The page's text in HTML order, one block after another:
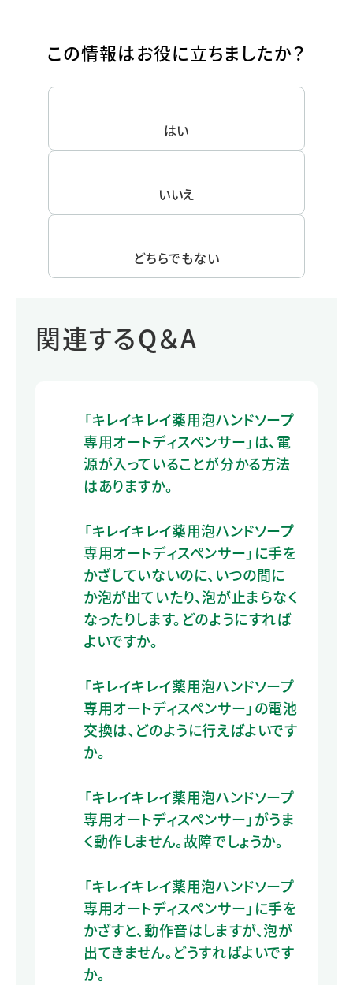
この情報はお役に立ちましたか？
はい
いいえ
どちらでもない
関連するQ＆A
「キレイキレイ薬用泡ハンドソープ
専用オートディスペンサー」は、電
源が入っていることが分かる方法
はありますか。
「キレイキレイ薬用泡ハンドソープ
専用オートディスペンサー」に手を
かざしていないのに、いつの間に
か泡が出ていたり、泡が止まらなく
なったりします。どのようにすれば
よいですか。
「キレイキレイ薬用泡ハンドソープ
専用オートディスペンサー」の電池
交換は、どのように行えばよいです
か。
「キレイキレイ薬用泡ハンドソープ
専用オートディスペンサー」がうま
く動作しません。故障でしょうか。
「キレイキレイ薬用泡ハンドソープ
専用オートディスペンサー」に手を
かざすと、動作音はしますが、泡が
出てきません。どうすればよいです
か。